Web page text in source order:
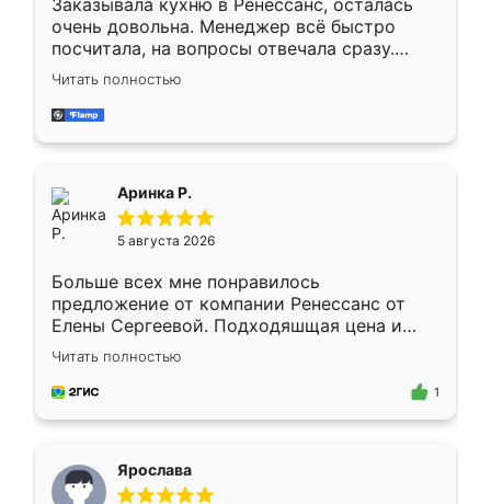
Заказывала кухню в Ренессанс, осталась
очень довольна. Менеджер всё быстро
посчитала, на вопросы отвечала сразу.
Замерщик приехал в субботу, подошёл к
делу со всей ответственностью. Собрали
за день, ребята работали аккуратно, даже
Читать полностью
Аринка Р.
5 августа 2026
Больше всех мне понравилось
предложение от компании Ренессанс от
Елены Сергеевой. Подходяшщая цена и
короткие сроки изготовления. Приехавший
для замера сотрудник Владислав
предложил по моему эскизу самый
Читать полностью
1
Ярослава